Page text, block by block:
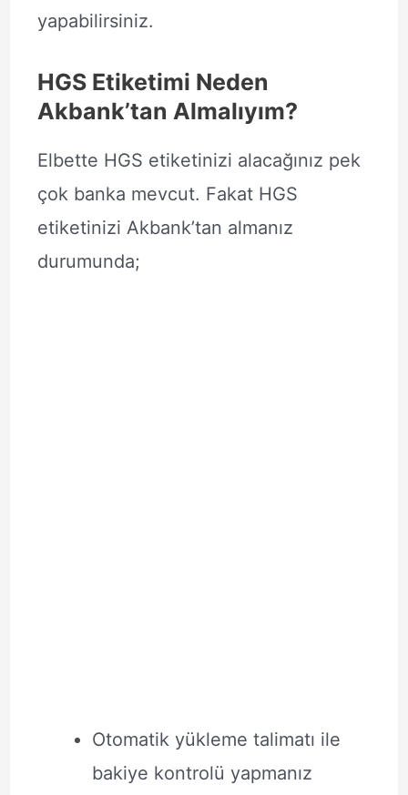
yapabilirsiniz.
HGS Etiketimi Neden
Akbank’tan Almalıyım?
Elbette HGS etiketinizi alacağınız pek
çok banka mevcut. Fakat HGS
etiketinizi Akbank’tan almanız
durumunda;
Otomatik yükleme talimatı ile
bakiye kontrolü yapmanız